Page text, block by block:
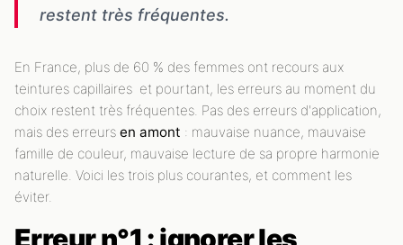
restent très fréquentes.
En France, plus de 60 % des femmes ont recours aux
teintures capillaires et pourtant, les erreurs au moment du
choix restent très fréquentes. Pas des erreurs d'application,
mais des erreurs en amont : mauvaise nuance, mauvaise
famille de couleur, mauvaise lecture de sa propre harmonie
naturelle. Voici les trois plus courantes, et comment les
éviter.